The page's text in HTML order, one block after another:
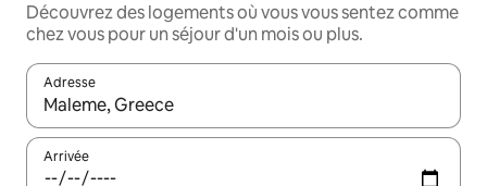
Découvrez des logements où vous vous sentez comme
chez vous pour un séjour d'un mois ou plus.
Adresse
Lorsque les résultats s'affichent, utilisez les flèches vers le
Arrivée